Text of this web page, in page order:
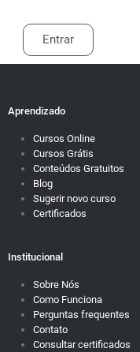
Entrar
Aprendizado
Cursos Online
Cursos Grátis
Conteúdos Gratuitos
Blog
Sugerir novo curso
Certificados
Institucional
Sobre Nós
Como Funciona
Perguntas frequentes
Contato
Consultar certificados